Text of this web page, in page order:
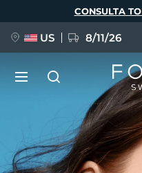
principal
CONSULTA
US 8/11/26
NOVIDADE
BREAKING NEWS
Idioma